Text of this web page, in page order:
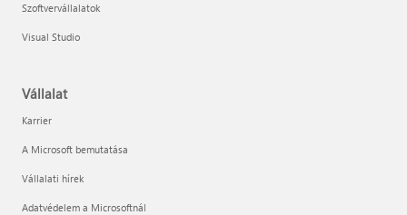
Szoftvervállalatok
Visual Studio
Vállalat
Karrier
A Microsoft bemutatása
Vállalati hírek
Adatvédelem a Microsoftnál